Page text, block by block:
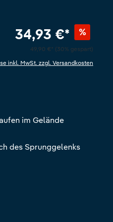
34,93 €* %
49,90 €* (30% gespart)
inkl. MwSt. zzgl. Versandkosten
im Gelände
des Sprunggelenks